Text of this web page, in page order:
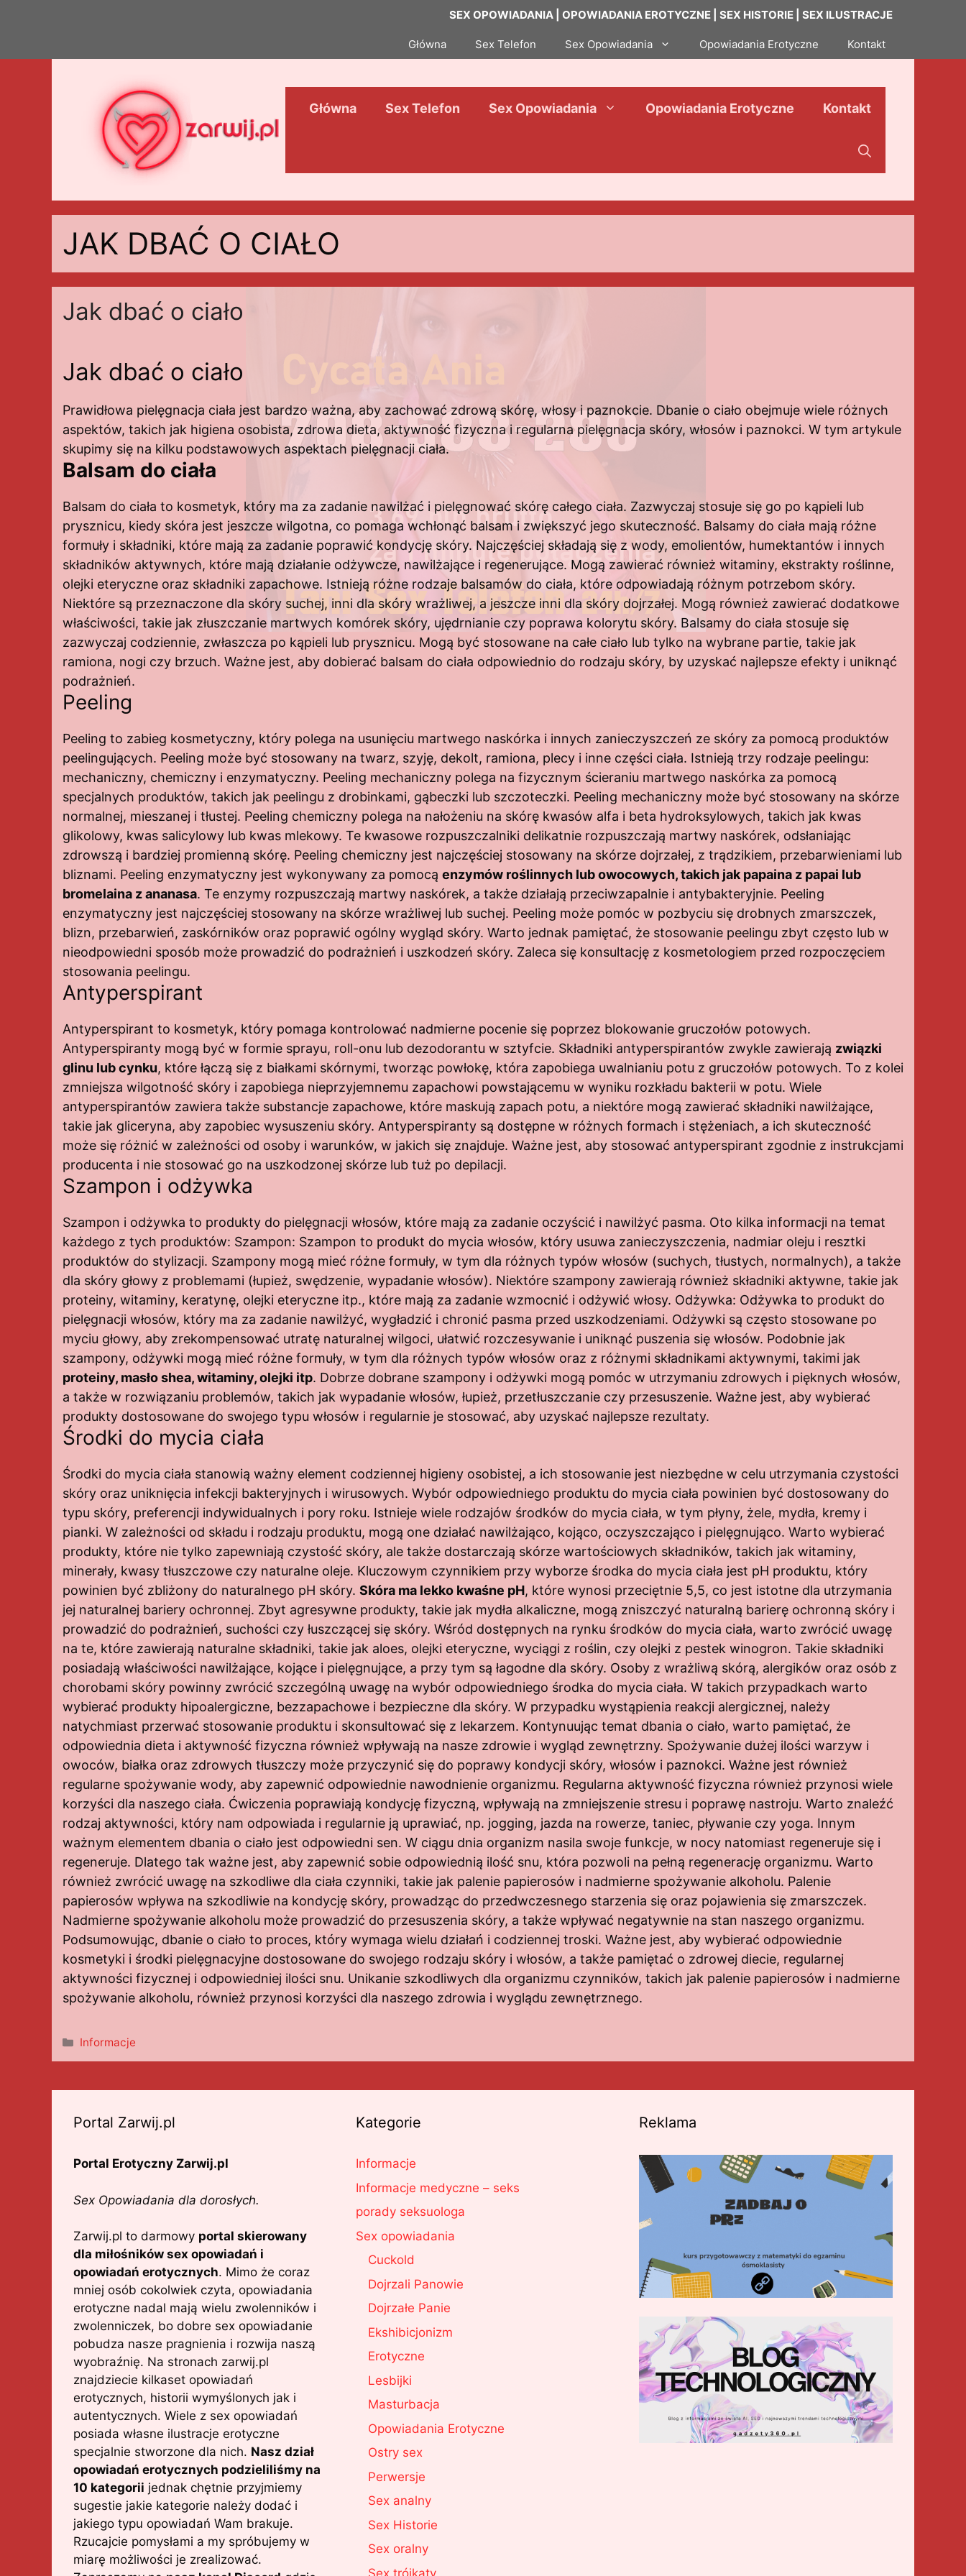
SEX OPOWIADANIA | OPOWIADANIA EROTYCZNE | SEX HISTORIE | SEX ILUSTRACJE
Główna Sex Telefon Sex Opowiadania Opowiadania Erotyczne Kontakt
Główna Sex Telefon Sex Opowiadania Opowiadania Erotyczne Kontakt
JAK DBAĆ O CIAŁO
Jak dbać o ciało
Jak dbać o ciało
Prawidłowa pielęgnacja ciała jest bardzo ważna, aby zachować zdrową skórę, włosy i paznokcie. Dbanie o ciało obejmuje wiele różnych
aspektów, takich jak higiena osobista, zdrowa dieta, aktywność fizyczna i regularna pielęgnacja skóry, włosów i paznokci. W tym artykule
skupimy się na kilku podstawowych aspektach pielęgnacji ciała.
Balsam do ciała
Balsam do ciała to kosmetyk, który ma za zadanie nawilżać i pielęgnować skórę całego ciała. Zazwyczaj stosuje się go po kąpieli lub
prysznicu, kiedy skóra jest jeszcze wilgotna, co pomaga wchłonąć balsam i zwiększyć jego skuteczność. Balsamy do ciała mają różne
formuły i składniki, które mają za zadanie poprawić kondycję skóry. Najczęściej składają się z wody, emolientów, humektantów i innych
składników aktywnych, które mają działanie odżywcze, nawilżające i regenerujące. Mogą zawierać również witaminy, ekstrakty roślinne,
olejki eteryczne oraz składniki zapachowe. Istnieją różne rodzaje balsamów do ciała, które odpowiadają różnym potrzebom skóry.
Niektóre są przeznaczone dla skóry suchej, inni dla skóry wrażliwej, a jeszcze inni dla skóry dojrzałej. Mogą również zawierać dodatkowe
właściwości, takie jak złuszczanie martwych komórek skóry, ujędrnianie czy poprawa kolorytu skóry. Balsamy do ciała stosuje się
zazwyczaj codziennie, zwłaszcza po kąpieli lub prysznicu. Mogą być stosowane na całe ciało lub tylko na wybrane partie, takie jak
ramiona, nogi czy brzuch. Ważne jest, aby dobierać balsam do ciała odpowiednio do rodzaju skóry, by uzyskać najlepsze efekty i uniknąć
podrażnień.
Peeling
Peeling to zabieg kosmetyczny, który polega na usunięciu martwego naskórka i innych zanieczyszczeń ze skóry za pomocą produktów
peelingujących. Peeling może być stosowany na twarz, szyję, dekolt, ramiona, plecy i inne części ciała. Istnieją trzy rodzaje peelingu:
mechaniczny, chemiczny i enzymatyczny. Peeling mechaniczny polega na fizycznym ścieraniu martwego naskórka za pomocą
specjalnych produktów, takich jak peelingu z drobinkami, gąbeczki lub szczoteczki. Peeling mechaniczny może być stosowany na skórze
normalnej, mieszanej i tłustej. Peeling chemiczny polega na nałożeniu na skórę kwasów alfa i beta hydroksylowych, takich jak kwas
glikolowy, kwas salicylowy lub kwas mlekowy. Te kwasowe rozpuszczalniki delikatnie rozpuszczają martwy naskórek, odsłaniając
zdrowszą i bardziej promienną skórę. Peeling chemiczny jest najczęściej stosowany na skórze dojrzałej, z trądzikiem, przebarwieniami lub
bliznami. Peeling enzymatyczny jest wykonywany za pomocą enzymów roślinnych lub owocowych, takich jak papaina z papai lub
bromelaina z ananasa. Te enzymy rozpuszczają martwy naskórek, a także działają przeciwzapalnie i antybakteryjnie. Peeling
enzymatyczny jest najczęściej stosowany na skórze wrażliwej lub suchej. Peeling może pomóc w pozbyciu się drobnych zmarszczek,
blizn, przebarwień, zaskórników oraz poprawić ogólny wygląd skóry. Warto jednak pamiętać, że stosowanie peelingu zbyt często lub w
nieodpowiedni sposób może prowadzić do podrażnień i uszkodzeń skóry. Zaleca się konsultację z kosmetologiem przed rozpoczęciem
stosowania peelingu.
Antyperspirant
Antyperspirant to kosmetyk, który pomaga kontrolować nadmierne pocenie się poprzez blokowanie gruczołów potowych.
Antyperspiranty mogą być w formie sprayu, roll-onu lub dezodorantu w sztyfcie. Składniki antyperspirantów zwykle zawierają związki
glinu lub cynku, które łączą się z białkami skórnymi, tworząc powłokę, która zapobiega uwalnianiu potu z gruczołów potowych. To z kolei
zmniejsza wilgotność skóry i zapobiega nieprzyjemnemu zapachowi powstającemu w wyniku rozkładu bakterii w potu. Wiele
antyperspirantów zawiera także substancje zapachowe, które maskują zapach potu, a niektóre mogą zawierać składniki nawilżające,
takie jak gliceryna, aby zapobiec wysuszeniu skóry. Antyperspiranty są dostępne w różnych formach i stężeniach, a ich skuteczność
może się różnić w zależności od osoby i warunków, w jakich się znajduje. Ważne jest, aby stosować antyperspirant zgodnie z instrukcjami
producenta i nie stosować go na uszkodzonej skórze lub tuż po depilacji.
Szampon i odżywka
Szampon i odżywka to produkty do pielęgnacji włosów, które mają za zadanie oczyścić i nawilżyć pasma. Oto kilka informacji na temat
każdego z tych produktów: Szampon: Szampon to produkt do mycia włosów, który usuwa zanieczyszczenia, nadmiar oleju i resztki
produktów do stylizacji. Szampony mogą mieć różne formuły, w tym dla różnych typów włosów (suchych, tłustych, normalnych), a także
dla skóry głowy z problemami (łupież, swędzenie, wypadanie włosów). Niektóre szampony zawierają również składniki aktywne, takie jak
proteiny, witaminy, keratynę, olejki eteryczne itp., które mają za zadanie wzmocnić i odżywić włosy. Odżywka: Odżywka to produkt do
pielęgnacji włosów, który ma za zadanie nawilżyć, wygładzić i chronić pasma przed uszkodzeniami. Odżywki są często stosowane po
myciu głowy, aby zrekompensować utratę naturalnej wilgoci, ułatwić rozczesywanie i uniknąć puszenia się włosów. Podobnie jak
szampony, odżywki mogą mieć różne formuły, w tym dla różnych typów włosów oraz z różnymi składnikami aktywnymi, takimi jak
proteiny, masło shea, witaminy, olejki itp. Dobrze dobrane szampony i odżywki mogą pomóc w utrzymaniu zdrowych i pięknych włosów,
a także w rozwiązaniu problemów, takich jak wypadanie włosów, łupież, przetłuszczanie czy przesuszenie. Ważne jest, aby wybierać
produkty dostosowane do swojego typu włosów i regularnie je stosować, aby uzyskać najlepsze rezultaty.
Środki do mycia ciała
Środki do mycia ciała stanowią ważny element codziennej higieny osobistej, a ich stosowanie jest niezbędne w celu utrzymania czystości
skóry oraz uniknięcia infekcji bakteryjnych i wirusowych. Wybór odpowiedniego produktu do mycia ciała powinien być dostosowany do
typu skóry, preferencji indywidualnych i pory roku. Istnieje wiele rodzajów środków do mycia ciała, w tym płyny, żele, mydła, kremy i
pianki. W zależności od składu i rodzaju produktu, mogą one działać nawilżająco, kojąco, oczyszczająco i pielęgnująco. Warto wybierać
produkty, które nie tylko zapewniają czystość skóry, ale także dostarczają skórze wartościowych składników, takich jak witaminy,
minerały, kwasy tłuszczowe czy naturalne oleje. Kluczowym czynnikiem przy wyborze środka do mycia ciała jest pH produktu, który
powinien być zbliżony do naturalnego pH skóry. Skóra ma lekko kwaśne pH, które wynosi przeciętnie 5,5, co jest istotne dla utrzymania
jej naturalnej bariery ochronnej. Zbyt agresywne produkty, takie jak mydła alkaliczne, mogą zniszczyć naturalną barierę ochronną skóry i
prowadzić do podrażnień, suchości czy łuszczącej się skóry. Wśród dostępnych na rynku środków do mycia ciała, warto zwrócić uwagę
na te, które zawierają naturalne składniki, takie jak aloes, olejki eteryczne, wyciągi z roślin, czy olejki z pestek winogron. Takie składniki
posiadają właściwości nawilżające, kojące i pielęgnujące, a przy tym są łagodne dla skóry. Osoby z wrażliwą skórą, alergików oraz osób z
chorobami skóry powinny zwrócić szczególną uwagę na wybór odpowiedniego środka do mycia ciała. W takich przypadkach warto
wybierać produkty hipoalergiczne, bezzapachowe i bezpieczne dla skóry. W przypadku wystąpienia reakcji alergicznej, należy
natychmiast przerwać stosowanie produktu i skonsultować się z lekarzem. Kontynuując temat dbania o ciało, warto pamiętać, że
odpowiednia dieta i aktywność fizyczna również wpływają na nasze zdrowie i wygląd zewnętrzny. Spożywanie dużej ilości warzyw i
owoców, białka oraz zdrowych tłuszczy może przyczynić się do poprawy kondycji skóry, włosów i paznokci. Ważne jest również
regularne spożywanie wody, aby zapewnić odpowiednie nawodnienie organizmu. Regularna aktywność fizyczna również przynosi wiele
korzyści dla naszego ciała. Ćwiczenia poprawiają kondycję fizyczną, wpływają na zmniejszenie stresu i poprawę nastroju. Warto znaleźć
rodzaj aktywności, który nam odpowiada i regularnie ją uprawiać, np. jogging, jazda na rowerze, taniec, pływanie czy yoga. Innym
ważnym elementem dbania o ciało jest odpowiedni sen. W ciągu dnia organizm nasila swoje funkcje, w nocy natomiast regeneruje się i
regeneruje. Dlatego tak ważne jest, aby zapewnić sobie odpowiednią ilość snu, która pozwoli na pełną regenerację organizmu. Warto
również zwrócić uwagę na szkodliwe dla ciała czynniki, takie jak palenie papierosów i nadmierne spożywanie alkoholu. Palenie
papierosów wpływa na szkodliwie na kondycję skóry, prowadząc do przedwczesnego starzenia się oraz pojawienia się zmarszczek.
Nadmierne spożywanie alkoholu może prowadzić do przesuszenia skóry, a także wpływać negatywnie na stan naszego organizmu.
Podsumowując, dbanie o ciało to proces, który wymaga wielu działań i codziennej troski. Ważne jest, aby wybierać odpowiednie
kosmetyki i środki pielęgnacyjne dostosowane do swojego rodzaju skóry i włosów, a także pamiętać o zdrowej diecie, regularnej
aktywności fizycznej i odpowiedniej ilości snu. Unikanie szkodliwych dla organizmu czynników, takich jak palenie papierosów i nadmierne
spożywanie alkoholu, również przynosi korzyści dla naszego zdrowia i wyglądu zewnętrznego.
Kategorie
Informacje
Portal Zarwij.pl
Portal Erotyczny Zarwij.pl
Sex Opowiadania dla dorosłych.
Zarwij.pl to darmowy portal skierowany
dla miłośników sex opowiadań i
opowiadań erotycznych. Mimo że coraz
mniej osób cokolwiek czyta, opowiadania
erotyczne nadal mają wielu zwolenników i
zwolenniczek, bo dobre sex opowiadanie
pobudza nasze pragnienia i rozwija naszą
wyobraźnię. Na stronach zarwij.pl
znajdziecie kilkaset opowiadań
erotycznych, historii wymyślonych jak i
autentycznych. Wiele z sex opowiadań
posiada własne ilustracje erotyczne
specjalnie stworzone dla nich. Nasz dział
opowiadań erotycznych podzieliliśmy na
10 kategorii jednak chętnie przyjmiemy
sugestie jakie kategorie należy dodać i
jakiego typu opowiadań Wam brakuje.
Rzucajcie pomysłami a my spróbujemy w
miarę możliwości je zrealizować.
Kategorie
Informacje
Informacje medyczne – seks
porady seksuologa
Sex opowiadania
Cuckold
Dojrzali Panowie
Dojrzałe Panie
Ekshibicjonizm
Erotyczne
Lesbijki
Masturbacja
Opowiadania Erotyczne
Ostry sex
Perwersje
Sex analny
Sex Historie
Sex oralny
Sex trójkąty
Reklama